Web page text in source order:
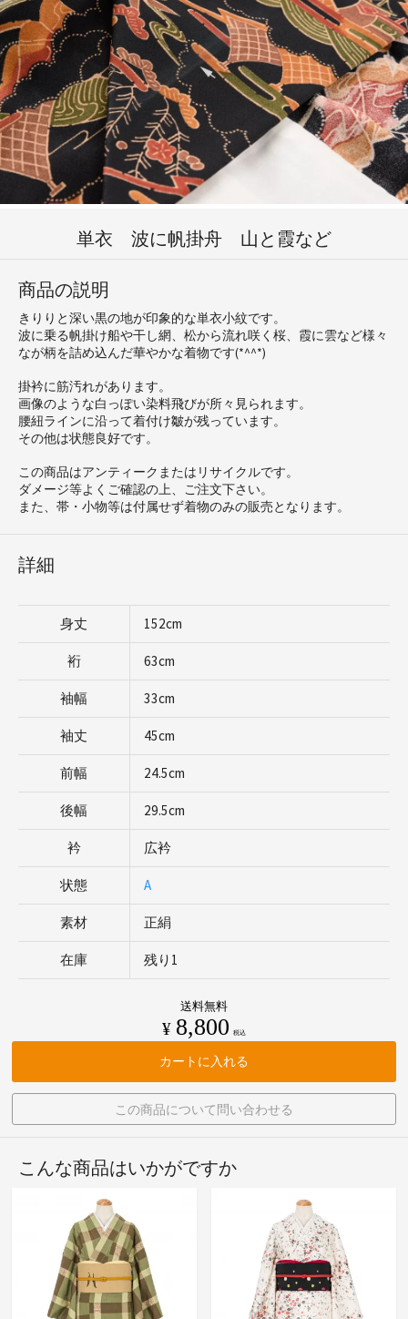
単衣 波に帆掛舟 山と霞など
商品の説明
きりりと深い黒の地が印象的な単衣小紋です。
波に乗る帆掛け船や干し網、松から流れ咲く桜、霞に雲など様々
なが柄を詰め込んだ華やかな着物です(*^^*)
掛衿に筋汚れがあります。
画像のような白っぽい染料飛びが所々見られます。
腰紐ラインに沿って着付け皺が残っています。
その他は状態良好です。
この商品はアンティークまたはリサイクルです。
ダメージ等よくご確認の上、ご注文下さい。
また、帯・小物等は付属せず着物のみの販売となります。
詳細
身丈 152cm
裄 63cm
袖幅 33cm
袖丈 45cm
前幅 24.5cm
後幅 29.5cm
衿 広衿
状態 A
素材 正絹
在庫 残り1
送料無料
¥ 8,800 税込
カートに入れる
この商品について問い合わせる
こんな商品はいかがですか